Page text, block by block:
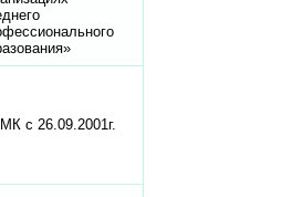
с 26.09.2001г.